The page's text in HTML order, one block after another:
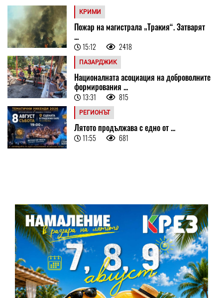
КРИМИ
Пожар на магистрала „Тракия“. Затварят
...
15:12 2418
ПАЗАРДЖИК
Националната асоциация на доброволните
формирования ...
13:31 815
РЕГИОНЪТ
Лятото продължава с едно от ...
11:55 681